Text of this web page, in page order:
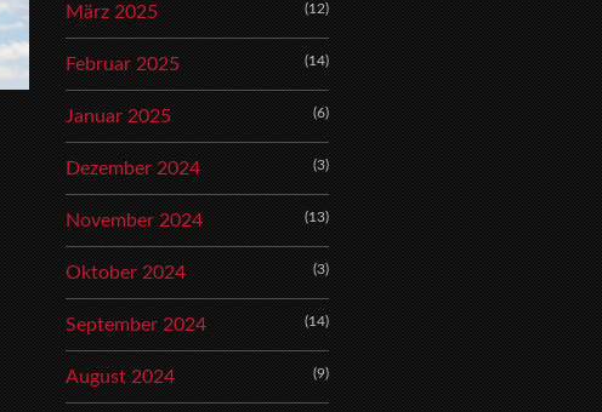
März 2025 (12)
Februar 2025 (14)
Januar 2025 (6)
Dezember 2024 (3)
November 2024 (13)
Oktober 2024 (3)
September 2024 (14)
August 2024 (9)